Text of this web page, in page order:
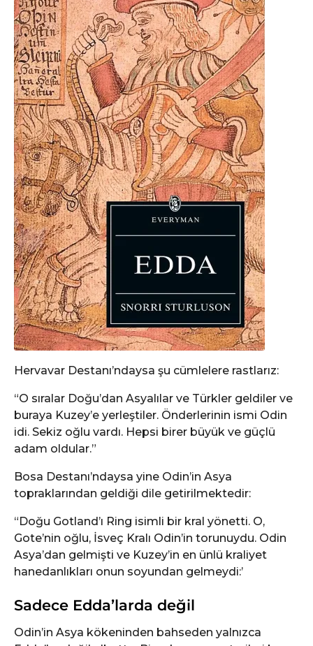
Hervavar Destanı’ndaysa şu cümlelere rastlarız:
“O sıralar Doğu’dan Asyalılar ve Türkler geldiler ve
buraya Kuzey’e yerleştiler. Önderlerinin ismi Odin
idi. Sekiz oğlu vardı. Hepsi birer büyük ve güçlü
adam oldular.”
Bosa Destanı’ndaysa yine Odin’in Asya
topraklarından geldiği dile getirilmektedir:
“Doğu Gotland’ı Ring isimli bir kral yönetti. O,
Gote’nin oğlu, İsveç Kralı Odin’in torunuydu. Odin
Asya’dan gelmişti ve Kuzey’in en ünlü kraliyet
hanedanlıkları onun soyundan gelmeydi:’
Sadece Edda’larda değil
Odin’in Asya kökeninden bahseden yalnızca